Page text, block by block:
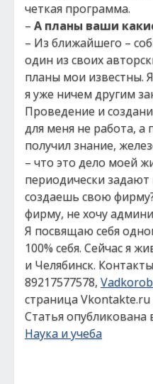
четкая программа.
– А планы ваши
– Из ближайшего –
один из своих
планы мои известны.
я уже ничем другим
Проведение и
для меня не работа, а
получил знание,
– что это дело моей
периодически
создаешь свою
фирму, не хочу
Я посвящаю себя
100% себя. Сейчас я
и Челябинск.
89217577578,
страница Vkontakte.ru
Статья опубликована
Наука и учеба